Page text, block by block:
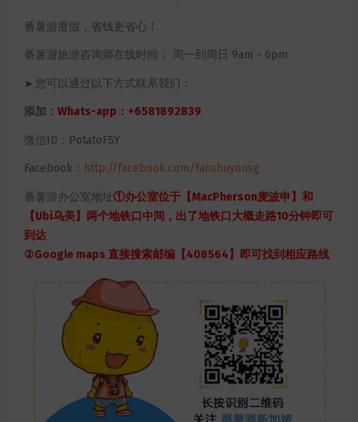
番薯游度假，省钱更省心！
番薯游旅游咨询师在线时间： 周一到周日 9am - 6pm
►您可以通过以下方式联系我们：
添加： Whats-app：+6581892839
微信ID：PotatoFSY
Facebook： http://facebook.com/fanshuyousg
番薯游办公室地址 ①办公室位于【MacPherson麦波申】和
【Ubi乌美】两个地铁口中间，出了地铁口大概走路10分钟即可
到达
②Google maps 直接搜索邮编【408564】即可找到相应路线